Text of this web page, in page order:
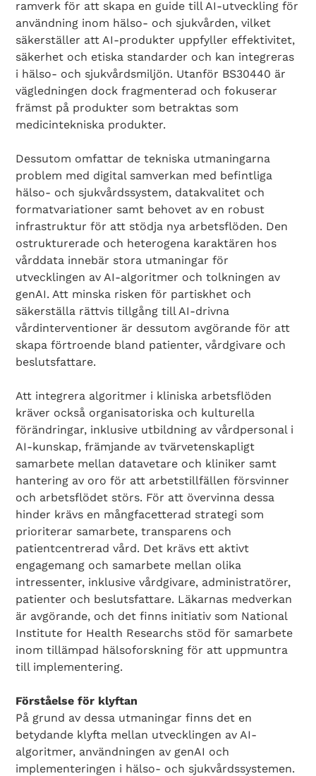
ramverk för att skapa en guide till AI-utveckling för
användning inom hälso- och sjukvården, vilket
säkerställer att AI-produkter uppfyller effektivitet,
säkerhet och etiska standarder och kan integreras
i hälso- och sjukvårdsmiljön. Utanför BS30440 är
vägledningen dock fragmenterad och fokuserar
främst på produkter som betraktas som
medicintekniska produkter.
Dessutom omfattar de tekniska utmaningarna
problem med digital samverkan med befintliga
hälso- och sjukvårdssystem, datakvalitet och
formatvariationer samt behovet av en robust
infrastruktur för att stödja nya arbetsflöden. Den
ostrukturerade och heterogena karaktären hos
vårddata innebär stora utmaningar för
utvecklingen av AI-algoritmer och tolkningen av
genAI. Att minska risken för partiskhet och
säkerställa rättvis tillgång till AI-drivna
vårdinterventioner är dessutom avgörande för att
skapa förtroende bland patienter, vårdgivare och
beslutsfattare.
Att integrera algoritmer i kliniska arbetsflöden
kräver också organisatoriska och kulturella
förändringar, inklusive utbildning av vårdpersonal i
AI-kunskap, främjande av tvärvetenskapligt
samarbete mellan datavetare och kliniker samt
hantering av oro för att arbetstillfällen försvinner
och arbetsflödet störs. För att övervinna dessa
hinder krävs en mångfacetterad strategi som
prioriterar samarbete, transparens och
patientcentrerad vård. Det krävs ett aktivt
engagemang och samarbete mellan olika
intressenter, inklusive vårdgivare, administratörer,
patienter och beslutsfattare. Läkarnas medverkan
är avgörande, och det finns initiativ som National
Institute for Health Researchs stöd för samarbete
inom tillämpad hälsoforskning för att uppmuntra
till implementering.
Förståelse för klyftan
På grund av dessa utmaningar finns det en
betydande klyfta mellan utvecklingen av AI-
algoritmer, användningen av genAI och
implementeringen i hälso- och sjukvårdssystemen.